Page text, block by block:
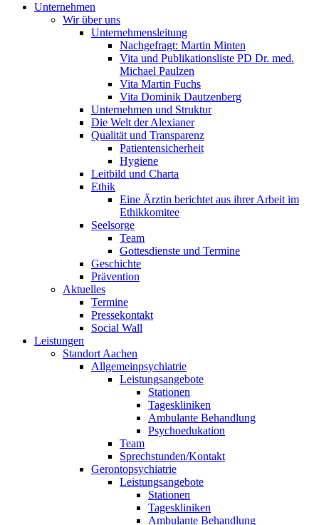
Unternehmen
Wir über uns
Unternehmensleitung
Nachgefragt: Martin Minten
Vita und Publikationsliste PD Dr. med.
Michael Paulzen
Vita Martin Fuchs
Vita Dominik Dautzenberg
Unternehmen und Struktur
Die Welt der Alexianer
Qualität und Transparenz
Patientensicherheit
Hygiene
Leitbild und Charta
Ethik
Eine Ärztin berichtet aus ihrer Arbeit im
Ethikkomitee
Seelsorge
Team
Gottesdienste und Termine
Geschichte
Prävention
Aktuelles
Termine
Pressekontakt
Social Wall
Leistungen
Standort Aachen
Allgemeinpsychiatrie
Leistungsangebote
Stationen
Tageskliniken
Ambulante Behandlung
Psychoedukation
Team
Sprechstunden/Kontakt
Gerontopsychiatrie
Leistungsangebote
Stationen
Tageskliniken
Ambulante Behandlung